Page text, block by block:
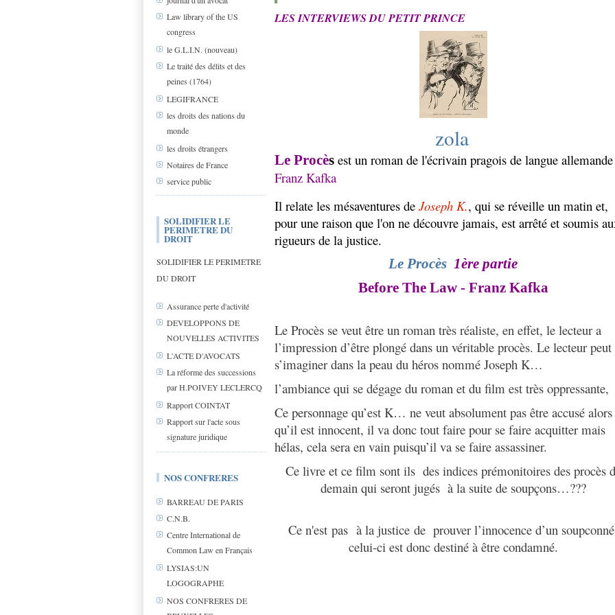
Law library of the US
congress
le G.L.I.N. (nouveau)
Le traité des délits et des
peines (1764)
LEGIFRANCE
les droits des nations du
monde
les droits étrangers
Notaires de France
service public
SOLIDIFIER LE
PERIMETRE DU
DROIT
SOLIDIFIER LE PERIMETRE
DU DROIT
Assurance perte d'activité
DEVELOPPONS DE
NOUVELLES ACTIVITES
L'ACTE D'AVOCATS
La réforme des successions
par H.POIVEY LECLERCQ
Rapport COINTAT
Rapport sur l'acte sous
signature juridique
NOS CONFRERES
BARREAU DE PARIS
C.N.B.
Centre International de
Common Law en Français
LYSIAS:UN
LOGOGRAPHE
NOS CONFRERES DE
LES INTERVIEWS DU PETIT PRINCE
zola
Le Procès est un roman de l'écrivain pragois de langue allemande
Franz Kafka
Il relate les mésaventures de Joseph K., qui se réveille un matin et,
pour une raison que l'on ne découvre jamais, est arrêté et soumis
rigueurs de la justice.
Le Procès 1ère partie
Before The Law - Franz Kafka
Le Procès se veut être un roman très réaliste, en effet, le lecteur a
l’impression d’être plongé dans un véritable procès. Le lecteur peut
s’imaginer dans la peau du héros nommé Joseph K…
l’ambiance qui se dégage du roman et du film est très oppressante,
Ce personnage qu’est K… ne veut absolument pas être accusé alors
qu’il est innocent, il va donc tout faire pour se faire acquitter mais
hélas, cela sera en vain puisqu’il va se faire assassiner.
Ce livre et ce film sont ils des indices prémonitoires des procès
demain qui seront jugés à la suite de soupçons…???
Ce n'est pas à la justice de prouver l’innocence d’un
celui-ci est donc destiné à être condamné.